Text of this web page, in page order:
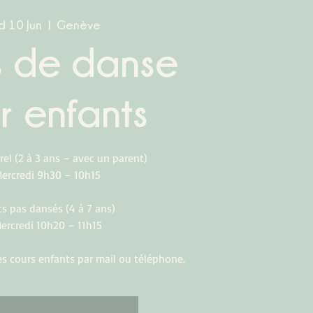
10 Jun
  |
Genève
de danse
enfants
(2 à 3 ans – avec un parent)
9h30 – 10h15
pas dansés (4 à 7 ans)
10h20 – 11h15
cours enfants par mail ou téléphone.